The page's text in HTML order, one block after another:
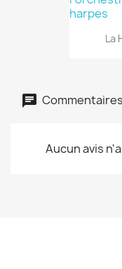
La
Aucun avis